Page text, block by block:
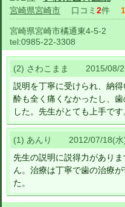
宮崎県宮崎市 口コミ 2件
宮崎県宮崎市橘通東4-5-2
tel:0985-22-3308
(2) さわこまま 2015/08/
説明を丁寧に受けられ、納
酔も全く痛くなかったし、
した。先生がとても上手です
(1) あんり 2012/07/18(
先生の説明に説得力があり
ん。治療は丁寧で歯の治療
た。